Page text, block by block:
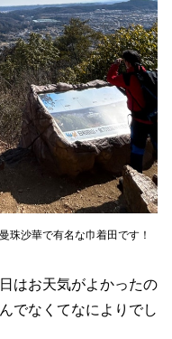
珠沙華で有名な巾着田です！
はお天気がよかったの
でなくてなによりでし